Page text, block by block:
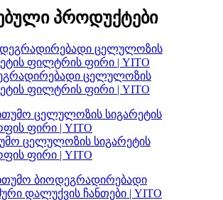
პროდუქტები
ცელულოზის
ფილტრის ფირი | YITO
ცელულოზის სიგარეტის
ფირი | YITO